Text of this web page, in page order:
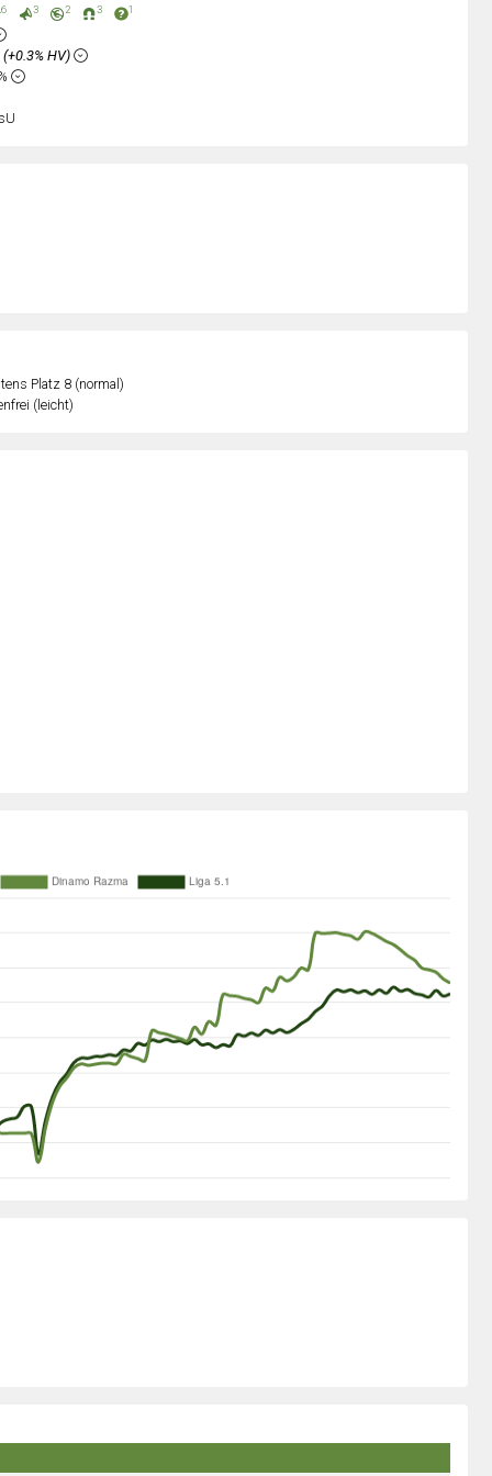
Platz 8 (normal)
(leicht)
6 3 2 3 1
(+0.3% HV)